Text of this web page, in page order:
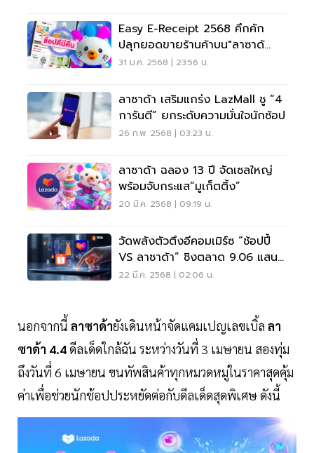
Easy E-Receipt 2568 คึกคัก
ปลุกยอดขายร้านค้าบน"ลาซาด้
า"พุ่ง 15 เท่า
31 ม.ค. 2568 | 23:56 น.
ลาซาด้า เสริมแกร่ง LazMall ชู “4
การันตี” ยกระดับความมั่นใจนักช้อป
26 ก.พ. 2568 | 03:23 น.
ลาซาด้า ฉลอง 13 ปี จัดเซลใหญ่
พร้อมจับกระแส“มูเก็ตติ้ง”
20 มี.ค. 2568 | 09:19 น.
วัดพลังตัวตึงอีคอมเมิร์ซ “ช้อปปี้
VS ลาซาด้า” ชิงตลาด 9.06 แสน
ล้าน
22 มี.ค. 2568 | 02:06 น.
นอกจากนี้ ลาซาด้ายังเดินหน้าจัดแคมเปญเลขเบิ้ล ลา
ซาด้า 4.4ดีลเด็ดใกล้ฉัน ระหว่างวันที่ 3 เมษายน สองทุ่ม
ถึงวันที่ 6 เมษายน ขนทัพสินค้าทุกหมวดหมู่ในราคาสุดคุ้ม
ค่าเพื่อช่วยนักช้อปประหยัดต่อกับดีลเด็ดสุดพิเศษ ดังนี้